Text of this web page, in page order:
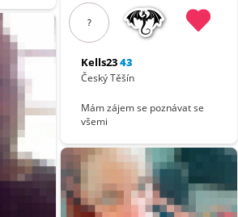
?
Kells2343
Český Těšín
Mám zájem se poznávat se
všemi